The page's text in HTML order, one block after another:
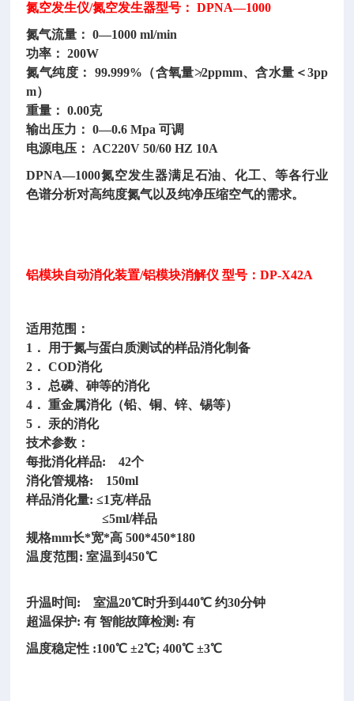
氮空发生仪/氮空发生器型号： DPNA—1000
氮气流量：
0—1000 ml/min
功率：
200W
氮气纯度：
99.999%（含氧量≯2ppmm、含水量＜3pp
m）
重量：
0.00克
输出压力：
0—0.6 Mpa 可调
电源电压：
AC220V 50/60 HZ 10A
DPNA—1000氮空发生器满足石油、化工、等各行业
色谱分析对高纯度氮气以及纯净压缩空气的需求。
铝模块自动消化装置/铝模块消解仪 型号：DP-X42A
适用范围：
1． 用于氮与蛋白质测试的样品消化制备
2． COD消化
3． 总磷、砷等的消化
4． 重金属消化（铅、铜、锌、锡等）
5． 汞的消化
技术参数：
每批消化样品: 42个
消化管规格: 150ml
样品消化量: ≤1克/样品
≤5ml/样品
规格mm长*宽*高 500*450*180
温度范围 : 室温到450℃
升温时间: 室温20℃时升到440℃ 约30分钟
超温保护: 有 智能故障检测: 有
温度稳定性 :100℃ ±2℃; 400℃ ±3℃